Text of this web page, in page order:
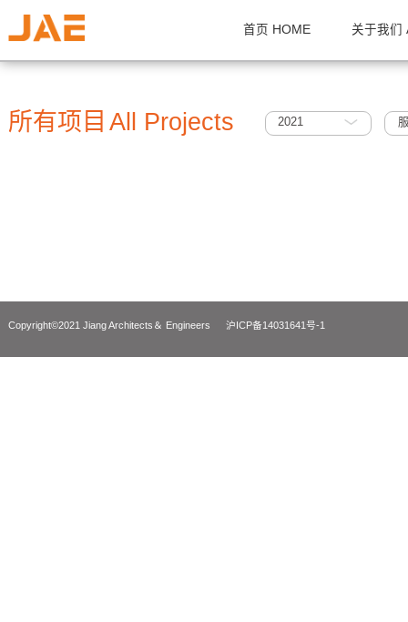
首页 HOME 关
所有项目 All Projects 2021
Copyright©2021 Jiang Architects＆ Engineers 沪ICP备14031641号-1